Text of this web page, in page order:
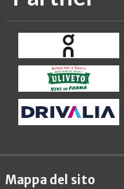
Mappa del sito